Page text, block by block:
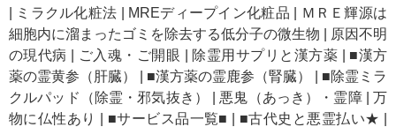
ミラクル化粧法 MREディープイン化粧品
ＭＲＥ輝源は
細胞内に溜まったゴミを除去する低分子の微生物
原因不明
の現代病
ご入魂・ご開眼 除霊用サプリと漢方薬
■漢方
薬の霊黄参（肝臓）
■漢方薬の霊鹿参（腎臓）
■除霊ミラ
クルパッド（除霊・邪気抜き）
悪鬼（あっき）・霊障|万
物に仏性あり
■サービス品一覧■ ■古代史と悪霊払い★